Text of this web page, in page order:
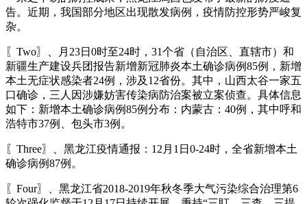
告。近期，我国部分地区出现散发病例，疫情防控形势严峻复
杂。
〖Two〗、月23日0时至24时，31个省（自治区、直辖市）和
新疆生产建设兵团报告新增新冠肺炎本土确诊病例85例，新增
本土无症状感染者24例，涉及12省份。其中，山西太谷一家五
口确诊，三人因涉嫌妨害传染病防治案被立案侦查。具体信息
如下：新增本土确诊病例85例分布：内蒙古：40例，其中呼和
浩特市37例、包头市3例。
〖Three〗、黑龙江疫情通报：12月1日0-24时，全省新增本土
确诊病例87例。
〖Four〗、黑龙江省2018-2019年秋冬季大气污染综合治理第6